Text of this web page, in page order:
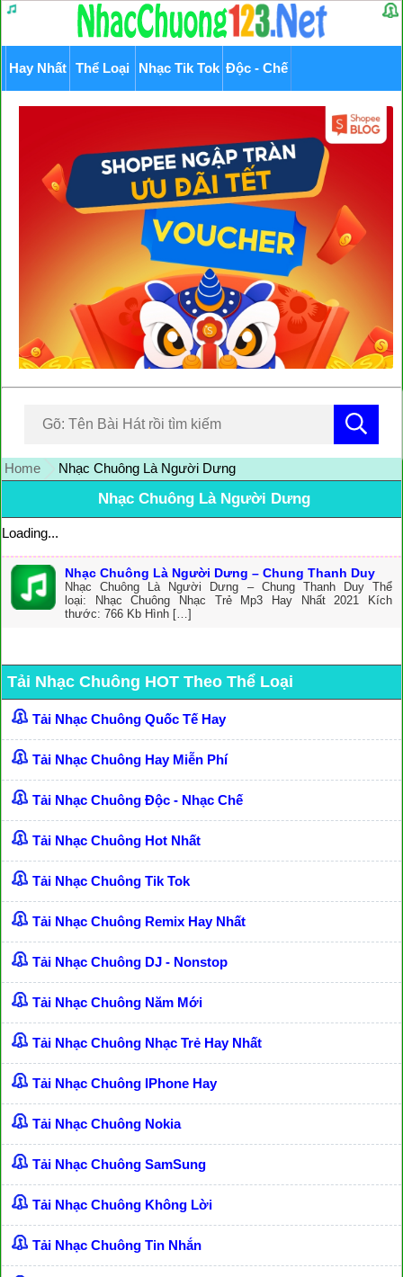
Hay Nhất Thể Loại Nhạc Tik Tok Độc - Chế
Home Nhạc Chuông Là Người Dưng
Nhạc Chuông Là Người Dưng
Loading...
Nhạc Chuông Là Người Dưng – Chung Thanh Duy
Nhạc Chuông Là Người Dưng – Chung Thanh Duy Thể
loại: Nhạc Chuông Nhạc Trẻ Mp3 Hay Nhất 2021 Kích
thước: 766 Kb Hình […]
Tải Nhạc Chuông HOT Theo Thể Loại
Tải Nhạc Chuông Quốc Tế Hay
Tải Nhạc Chuông Hay Miễn Phí
Tải Nhạc Chuông Độc - Nhạc Chế
Tải Nhạc Chuông Hot Nhất
Tải Nhạc Chuông Tik Tok
Tải Nhạc Chuông Remix Hay Nhất
Tải Nhạc Chuông DJ - Nonstop
Tải Nhạc Chuông Năm Mới
Tải Nhạc Chuông Nhạc Trẻ Hay Nhất
Tải Nhạc Chuông IPhone Hay
Tải Nhạc Chuông Nokia
Tải Nhạc Chuông SamSung
Tải Nhạc Chuông Không Lời
Tải Nhạc Chuông Tin Nhắn